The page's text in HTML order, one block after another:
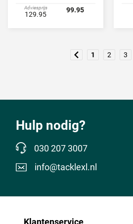
Adviesprijs
129.95
99.95
1 2 3
Hulp nodig?
030 207 3007
info@tacklexl.nl
Klantenservice